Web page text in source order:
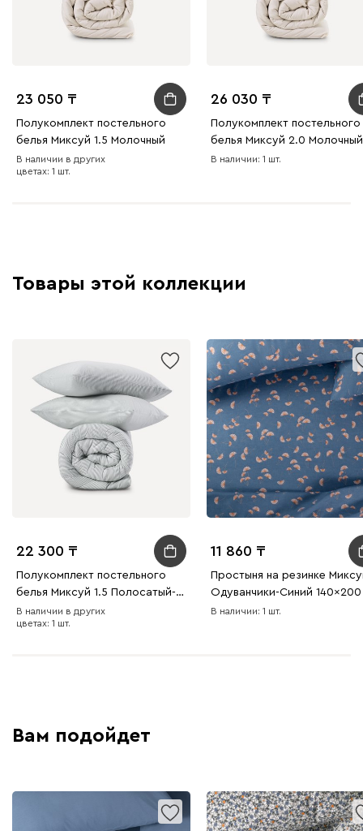
23 050
Полукомплект постельного
белья Миксуй 1.5 Молочный
В наличии в других
цветах: 1 шт.
26 030
Полукомплект постельного
белья Миксуй 2.0 Молочный
В наличии: 1 шт.
Товары этой коллекции
22 300
Полукомплект постельного
белья Миксуй 1.5 Полосатый-
Серый
В наличии в других
цветах: 1 шт.
11 860
Простыня на резинке
Одуванчики-Синий 140x200
В наличии: 1 шт.
Вам подойдет